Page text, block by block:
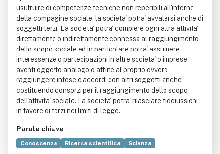
usufruire di competenze tecniche non reperibili all'interno
della compagine sociale, la societa' potra' avvalersi anche di
soggetti terzi. La societa' potra' compiere ogni altra attivita'
direttamente o indirettamente connessa al raggiungimento
dello scopo sociale ed in particolare potra' assumere
interessenze o partecipazioni in altre societa' o imprese
aventi oggetto analogo o affine al proprio ovvero
raggiungere intese e accordi con altri soggetti anche
costituendo consorzi per il raggiungimento dello scopo
dell'attivita' sociale. La societa' potra' rilasciare fideiussioni
in favore di terzi nei limiti di legge.
Parole chiave
Conoscenza Ricerca scientifica
Scienza